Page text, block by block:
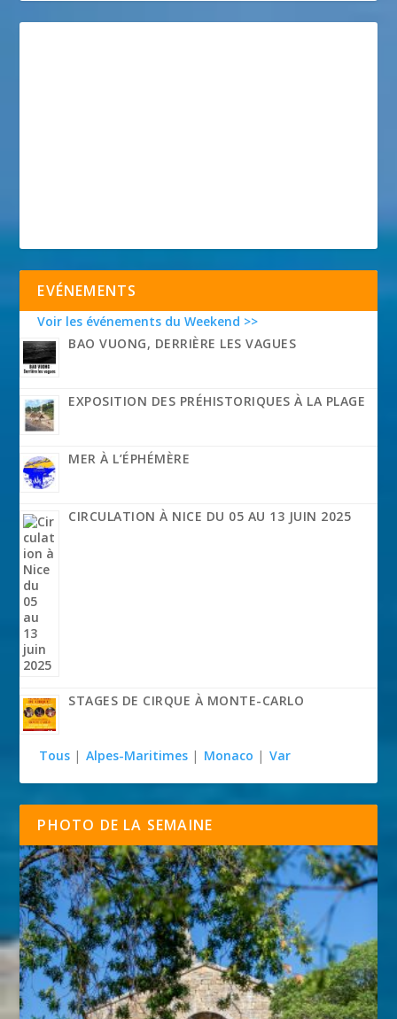
EVÉNEMENTS
Voir les événements du Weekend >>
BAO VUONG, DERRIÈRE LES VAGUES
EXPOSITION DES PRÉHISTORIQUES À LA PLAGE
MER À L’ÉPHÉMÈRE
CIRCULATION À NICE DU 05 AU 13 JUIN 2025
STAGES DE CIRQUE À MONTE-CARLO
Tous | Alpes-Maritimes | Monaco | Var
PHOTO DE LA SEMAINE